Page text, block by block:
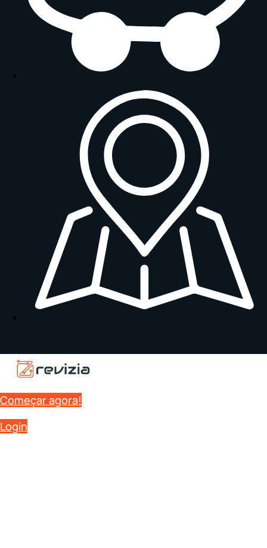
Começar agora!
Login